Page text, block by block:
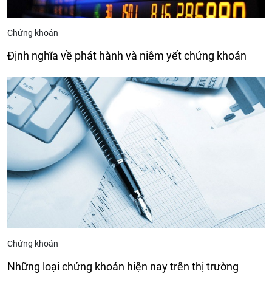
Chứng khoán
Định nghĩa về phát hành và niêm yết chứng khoán
Chứng khoán
Những loại chứng khoán hiện nay trên thị trường